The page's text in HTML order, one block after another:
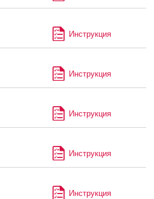
Инструкция
Инструкция
Инструкция
Инструкция
Инструкция